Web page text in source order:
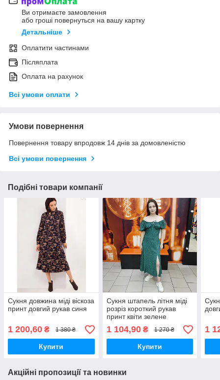
Ви отримаєте замовлення
або гроші повернуться на вашу картку
Детальніше
Оплатити частинами
Післяплата
Оплата на рахунок
Всі умови оплати
Умови повернення
Повернення товару впродовж 14 днів за домовленістю
Всі умови повернення
Подібні товари компанії
Сукня довжина міді віскоза
принт довгий рукав синя
1 200,60 ₴ 1 380 ₴
Купити
Сукня штапель літня міді
розріз короткий рукав
принт квіти зелене
1 104,90₴ 1 270 ₴
Купити
1
Акційні пропозиції та новинки